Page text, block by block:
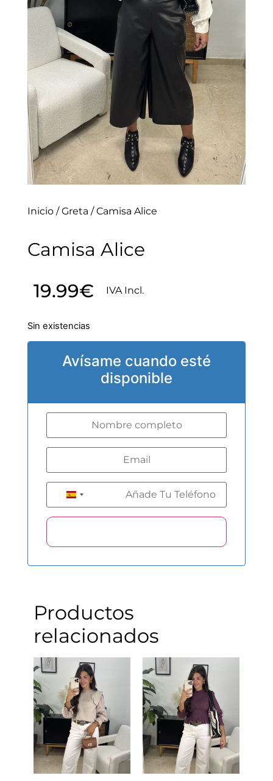
Inicio/Greta / Camisa Alice
Camisa Alice
19.99€ IVA Incl.
Sin existencias
Avísame cuando esté
disponible
Spain +34
Productos
relacionados